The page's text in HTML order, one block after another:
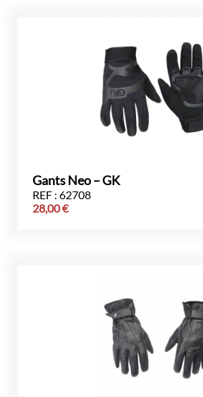
Gants Neo – GK
REF : 62708
28,00€